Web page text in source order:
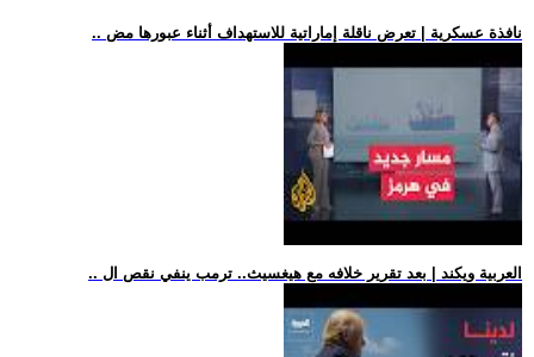
.. نافذة عسكرية | تعرض ناقلة إماراتية للاستهداف أثناء عبورها مض
.. العربية ويكند | بعد تقرير خلافه مع هيغسيث.. ترمب ينفي نقص ال